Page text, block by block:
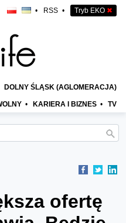
• RSS • Tryb EKO ✖
DOLNY ŚLĄSK (AGLOMERACJA)
• KARIERA I BIZNES • TV
ofertę